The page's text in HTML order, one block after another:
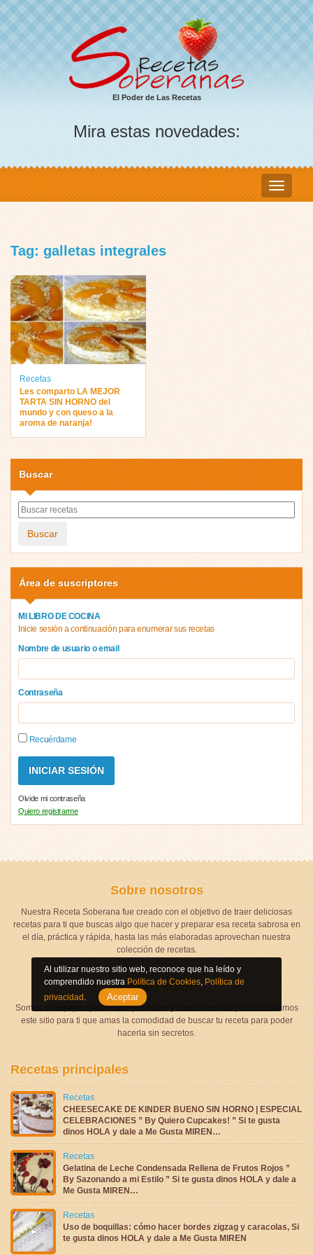
El Poder de Las Recetas
Mira estas novedades:
Tag: galletas integrales
Recetas
Les comparto LA MEJOR
TARTA SIN HORNO del
mundo y con queso a la
aroma de naranja!
Buscar
Buscar
Área de suscriptores
MI LIBRO DE COCINA
Inicie sesión a continuación para enumerar sus recetas
Nombre de usuario o email
Contraseña
Recuérdame
Olvide mi contraseña
Quiero registrarme
Sobre nosotros
Nuestra Receta Soberana fue creado con el objetivo de traer deliciosas
recetas para ti que buscas algo que hacer y preparar esa receta sabrosa en
el día, práctica y rápida, hasta las más elaboradas aprovechan nuestra
colección de recetas.
Quienes somos
Somos un equipo apasionado por hacer y buscar recetas por eso creamos
este sitio para ti que amas la comodidad de buscar tu receta para poder
hacerla sin secretos.
Recetas principales
Recetas
CHEESECAKE DE KINDER BUENO SIN HORNO | ESPECIAL
CELEBRACIONES ” By Quiero Cupcakes! ” Si te gusta
dinos HOLA y dale a Me Gusta MIREN…
Recetas
Gelatina de Leche Condensada Rellena de Frutos Rojos ”
By Sazonando a mi Estilo ” Si te gusta dinos HOLA y dale a
Me Gusta MIREN…
Recetas
Uso de boquillas: cómo hacer bordes zigzag y caracolas, Si
te gusta dinos HOLA y dale a Me Gusta MIREN
Al utilizar nuestro sitio web, reconoce que ha leído y
comprendido nuestra Política de Cookies, Política de
privacidad . Aceptar